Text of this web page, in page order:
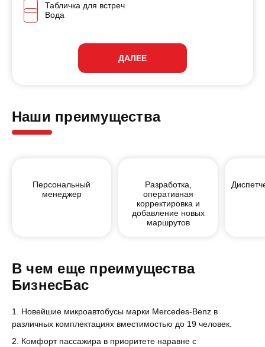
Табличка для встреч
Вода
ДАЛЕЕ
Наши преимущества
Персональный
менеджер
Разработка,
оперативная
корректировка и
добавление новых
маршрутов
В чем еще преимущества
БизнесБас
Новейшие микроавтобусы марки Mercedes-Benz в
различных комплектациях вместимостью до 19 человек.
Комфорт пассажира в приоритете наравне с